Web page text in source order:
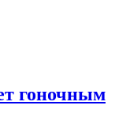
гоночным